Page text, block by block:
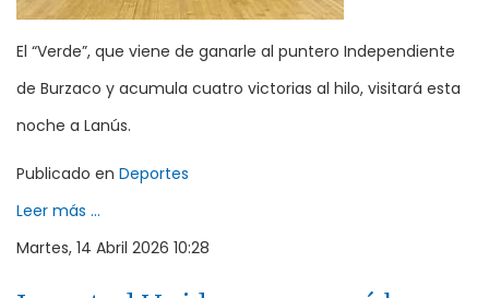
El “Verde”, que viene de ganarle al puntero Independiente
de Burzaco y acumula cuatro victorias al hilo, visitará esta
noche a Lanús.
Publicado en Deportes
Leer más ...
Martes, 14 Abril 2026 10:28